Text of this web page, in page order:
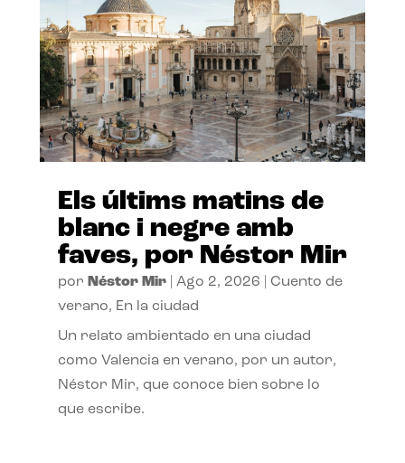
Els últims matins de
blanc i negre amb
faves, por Néstor Mir
por Néstor Mir| Ago 2, 2026
Cuento de
verano, En la ciudad
Un relato ambientado en una ciudad
como Valencia en verano, por un autor,
Néstor Mir, que conoce bien sobre lo
que escribe.